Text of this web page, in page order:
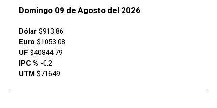
Domingo 09 de Agosto del 2026
Dólar$913.86
Euro $1053.08
UF $40844.79
IPC % -0.2
UTM$71649